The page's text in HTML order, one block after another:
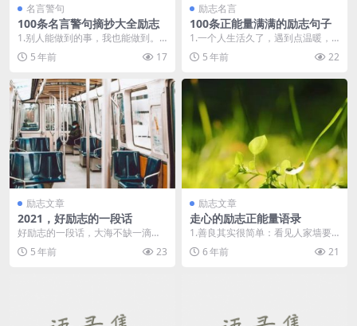
名言警句
100条名言警句摘抄大全励志
1.别人能做到的事，我也能做到。
2.在泪水中浸泡过的微笑最灿烂，...
5 年前 17
励志名言
100条正能量满满的励志句子
1.一个人生活久了，遇到点温暖，
那颗假装孤傲的心，便会溃不成
军。 ...
5 年前 22
励志文章
2021，好励志的一段话
好励志的一段话，大海不缺一滴
水，森林不缺一棵树，单位不缺一
个人！ 但是你的家族：...
5 年前 23
励志文章
走心的励志正能量语录
1.善良其实很简单：看见人家墙要
倒，如果不能扶，那么不推也是一
种善良；看见人家喝...
6 年前 21